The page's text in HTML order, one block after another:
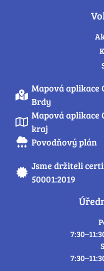
Mapová aplikace
Brdy
Mapová aplikace
kraj
Povodňový plán
Jsme držiteli
50001:2019